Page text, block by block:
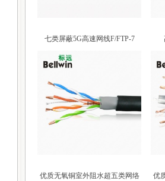
七类屏蔽5G高速网线F/FTP-7
优质无氧铜室外阻水超五类网络
优